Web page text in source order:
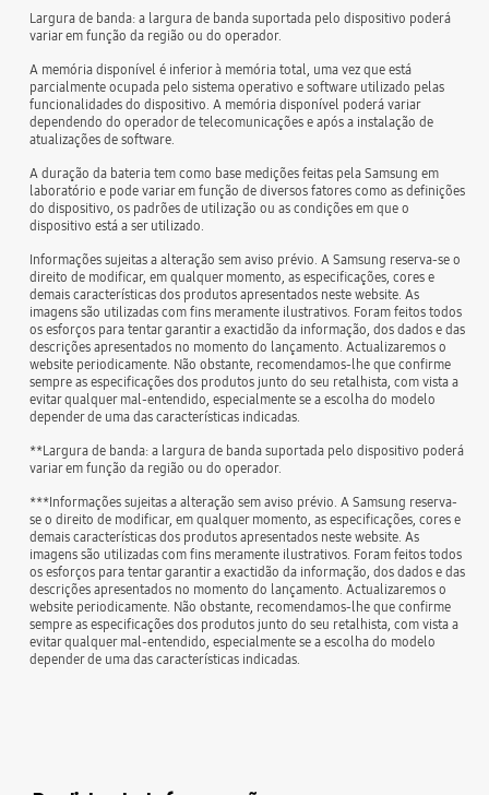
Largura de banda: a largura de banda suportada pelo dispositivo poderá
variar em função da região ou do operador.
A memória disponível é inferior à memória total, uma vez que está
parcialmente ocupada pelo sistema operativo e software utilizado pelas
funcionalidades do dispositivo. A memória disponível poderá variar
dependendo do operador de telecomunicações e após a instalação de
atualizações de software.
A duração da bateria tem como base medições feitas pela Samsung em
laboratório e pode variar em função de diversos fatores como as definições
do dispositivo, os padrões de utilização ou as condições em que o
dispositivo está a ser utilizado.
Informações sujeitas a alteração sem aviso prévio. A Samsung reserva-se o
direito de modificar, em qualquer momento, as especificações, cores e
demais características dos produtos apresentados neste website. As
imagens são utilizadas com fins meramente ilustrativos. Foram feitos todos
os esforços para tentar garantir a exactidão da informação, dos dados e das
descrições apresentados no momento do lançamento. Actualizaremos o
website periodicamente. Não obstante, recomendamos-lhe que confirme
sempre as especificações dos produtos junto do seu retalhista, com vista a
evitar qualquer mal-entendido, especialmente se a escolha do modelo
depender de uma das características indicadas.
**Largura de banda: a largura de banda suportada pelo dispositivo poderá
variar em função da região ou do operador.
***Informações sujeitas a alteração sem aviso prévio. A Samsung reserva-
se o direito de modificar, em qualquer momento, as especificações, cores e
demais características dos produtos apresentados neste website. As
imagens são utilizadas com fins meramente ilustrativos. Foram feitos todos
os esforços para tentar garantir a exactidão da informação, dos dados e das
descrições apresentados no momento do lançamento. Actualizaremos o
website periodicamente. Não obstante, recomendamos-lhe que confirme
sempre as especificações dos produtos junto do seu retalhista, com vista a
evitar qualquer mal-entendido, especialmente se a escolha do modelo
depender de uma das características indicadas.